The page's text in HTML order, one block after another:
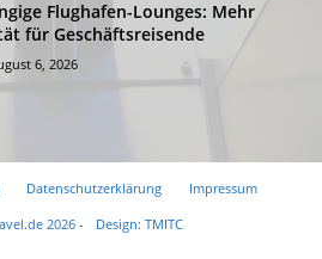
Flughafen-Lounges: Mehr
für Geschäftsreisende
6, 2026
Datenschutzerklärung
Impressum
2026 -
Design: TMITC